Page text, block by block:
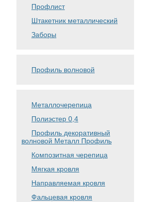
Профлист
Штакетник металлический
Заборы
Профиль волновой
Металлочерепица
Полиэстер 0,4
Профиль декоративный
волновой Металл Профиль
Композитная черепица
Мягкая кровля
Направляемая кровля
Фальцевая кровля